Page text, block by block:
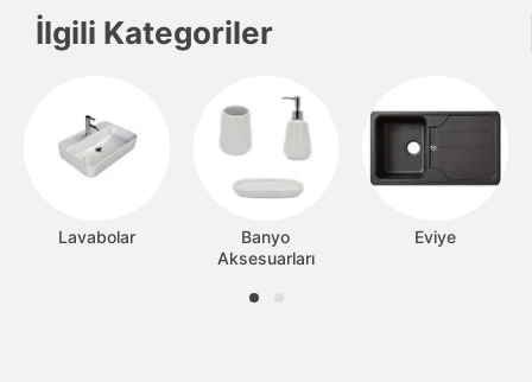
İlgili Kategoriler
Lavabolar
Banyo
Aksesuarları
Eviye